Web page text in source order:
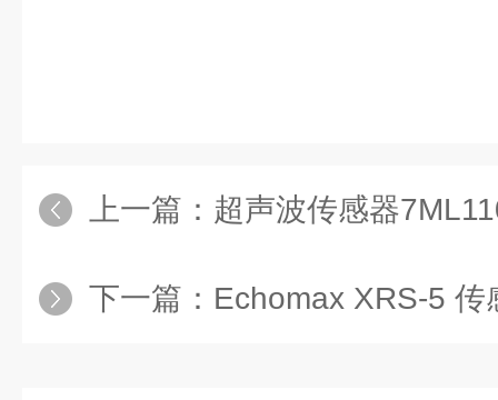
上一篇： 超声波传感器7ML1106-
下一篇： Echomax XRS-5 传感器